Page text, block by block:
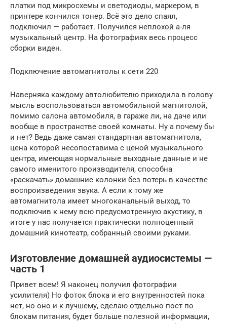
платки под микросхемы и светодиоды, маркером, в
принтере кончился тонер. Всё это дело спаял,
подключил — работает. Получился неплохой а-ля
музыкальный центр. На фотографиях весь процесс
сборки виден.
Подключение автомагнитолы к сети 220
Наверняка каждому автолюбителю приходила в голову
мысль воспользоваться автомобильной магнитолой,
помимо салона автомобиля, в гараже ли, на даче или
вообще в пространстве своей комнаты. Ну а почему бы
и нет? Ведь даже самая стандартная автомагнитола,
цена которой несопоставима с ценой музыкального
центра, имеющая нормальные выходные данные и не
самого именитого производителя, способна
«раскачать» домашние колонки без потерь в качестве
воспроизведения звука. А если к тому же
автомагнитола имеет многоканальный выход, то
подключив к нему всю предусмотренную акустику, в
итоге у нас получается практически полноценный
домашний кинотеатр, собранный своими руками.
Изготовление домашней аудиосистемы —
часть 1
Привет всем! Я наконец получил фотографии
усилителя) Но фоток блока и его внутренностей пока
нет, но оно и к лучшему, сделаю отдельно пост по
блокам питания, будет больше полезной информации,